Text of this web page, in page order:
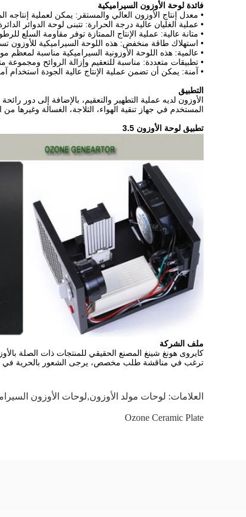
فائدة لوحة الأوزون السيراميكية
• معدل إنتاج الأوزون العالي والمستقر: يمكن لعملية إنتاجه الممتازة
• عملية الغليان عالية درجة الحرارة: تتبنى لوحة الدوائر
• متانة عالية: عملية الإنتاج الممتازة توفر مقاومة
• استهلاك طاقة منخفض: هذه اللوحة السيراميكية للأوزون
• عالمية: هذه اللوحة الأوزونية السيراميكية مناسبة
• تطبيقات متعددة: مناسبة للتعقيم وإزالة الروائح ومجموعة
• آمنة: يمكن أن تضمن عملية الإنتاج عالية الجودة استخدام
التطبيق
الأوزون لديه عملية التطهير والتعقيم، بالإضافة إلى دور
المستخدم في جهاز تنقية الهواء، الثلاجة، الغسالة وغيرها من
تطبيق لوحة الأوزون 3.5
ملف الشركة
كايروى هونغ شينغ المصنع الحقيقي للمنتجات ذات الصلة
ترغب في مناقشة طلب مخصص، يرجى الشعور بالحرية في
العلامات: لوحات مولد الأوزون,لوحات الأوزون
Ozone Ceramic Plate